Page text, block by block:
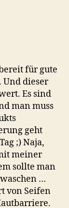
für gute
Und dieser
Es sind
man muss
geht
;) Naja,
meiner
sollte man
…
von Seifen